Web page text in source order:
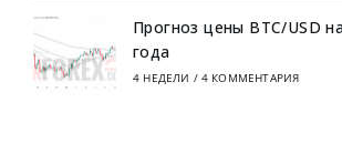
Прогноз цены BTC/USD
года
4 НЕДЕЛИ / 4 КОММЕНТАРИЯ